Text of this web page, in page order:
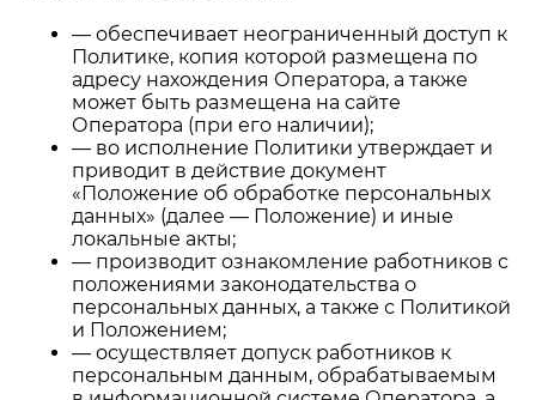
— обеспечивает неограниченный доступ к
Политике, копия которой размещена по
адресу нахождения Оператора, а также
может быть размещена на сайте
Оператора (при его наличии);
— во исполнение Политики утверждает и
приводит в действие документ
«Положение об обработке персональных
данных» (далее — Положение) и иные
локальные акты;
— производит ознакомление работников с
положениями законодательства о
персональных данных, а также с Политикой
и Положением;
— осуществляет допуск работников к
персональным данным, обрабатываемым